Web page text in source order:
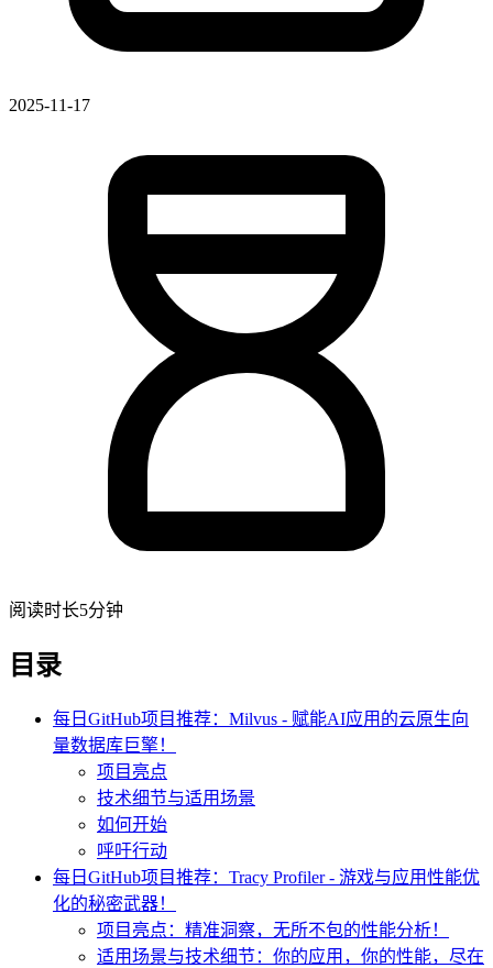
2025-11-17
阅读时长5分钟
目录
每日GitHub项目推荐：Milvus - 赋能AI应用的云原生向
量数据库巨擎！
项目亮点
技术细节与适用场景
如何开始
呼吁行动
每日GitHub项目推荐：Tracy Profiler - 游戏与应用性能优
化的秘密武器！
项目亮点：精准洞察，无所不包的性能分析！
适用场景与技术细节：你的应用，你的性能，尽在